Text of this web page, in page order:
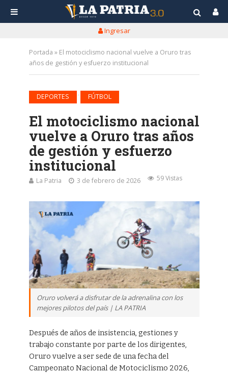
Ingresar
Portada » El motociclismo nacional vuelve a Oruro tras
años de gestión y esfuerzo institucional
DEPORTES FÚTBOL
El motociclismo nacional
vuelve a Oruro tras años
de gestión y esfuerzo
institucional
La Patria 3 de febrero de 2026 59 Vistas
Oruro volverá a disfrutar de la adrenalina con los
mejores pilotos del país | LA PATRIA
Después de años de insistencia, gestiones y
trabajo constante por parte de los dirigentes,
Oruro vuelve a ser sede de una fecha del
Campeonato Nacional de Motociclismo 2026,